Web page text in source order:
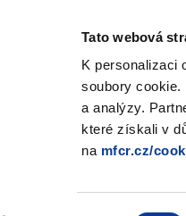
Tato webová
K personalizaci
soubory
a analýzy.
které získali v
na mfcr.cz/
submenu